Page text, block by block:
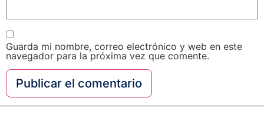
Guarda mi nombre, correo electrónico y web en este
navegador para la próxima vez que comente.